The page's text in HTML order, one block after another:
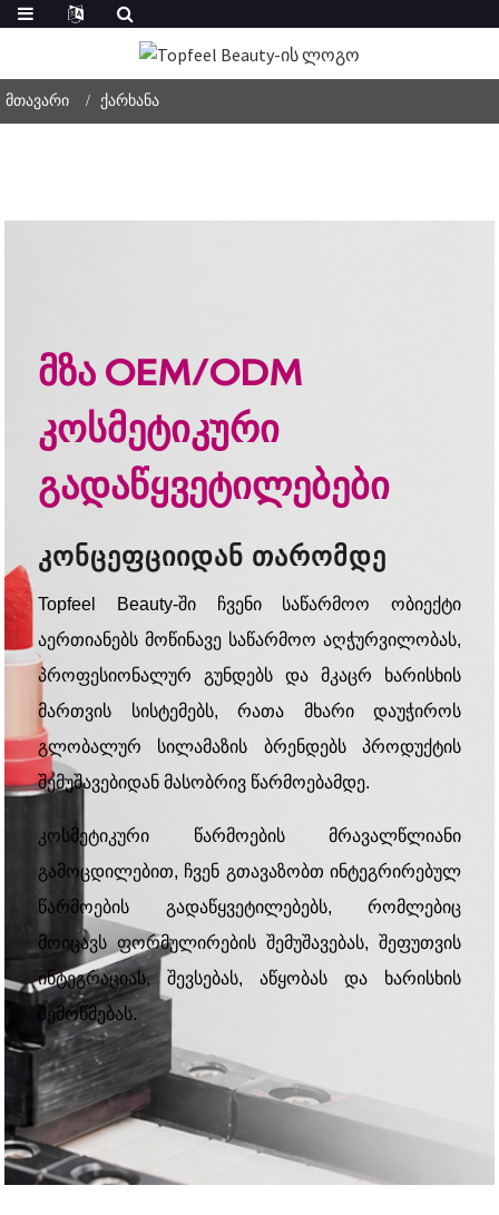
Მთავარი Ქარხანა
მზა OEM/ODM
კოსმეტიკური
გადაწყვეტილებები
კონცეფციიდან თარომდე
Topfeel Beauty-ში ჩვენი საწარმოო ობიექტი
აერთიანებს მოწინავე საწარმოო აღჭურვილობას,
პროფესიონალურ გუნდებს და მკაცრ ხარისხის
მართვის სისტემებს, რათა მხარი დაუჭიროს
გლობალურ სილამაზის ბრენდებს პროდუქტის
შემუშავებიდან მასობრივ წარმოებამდე.
კოსმეტიკური წარმოების მრავალწლიანი
გამოცდილებით, ჩვენ გთავაზობთ ინტეგრირებულ
წარმოების გადაწყვეტილებებს, რომლებიც
მოიცავს ფორმულირების შემუშავებას, შეფუთვის
ინტეგრაციას, შევსებას, აწყობას და ხარისხის
შემოწმებას.